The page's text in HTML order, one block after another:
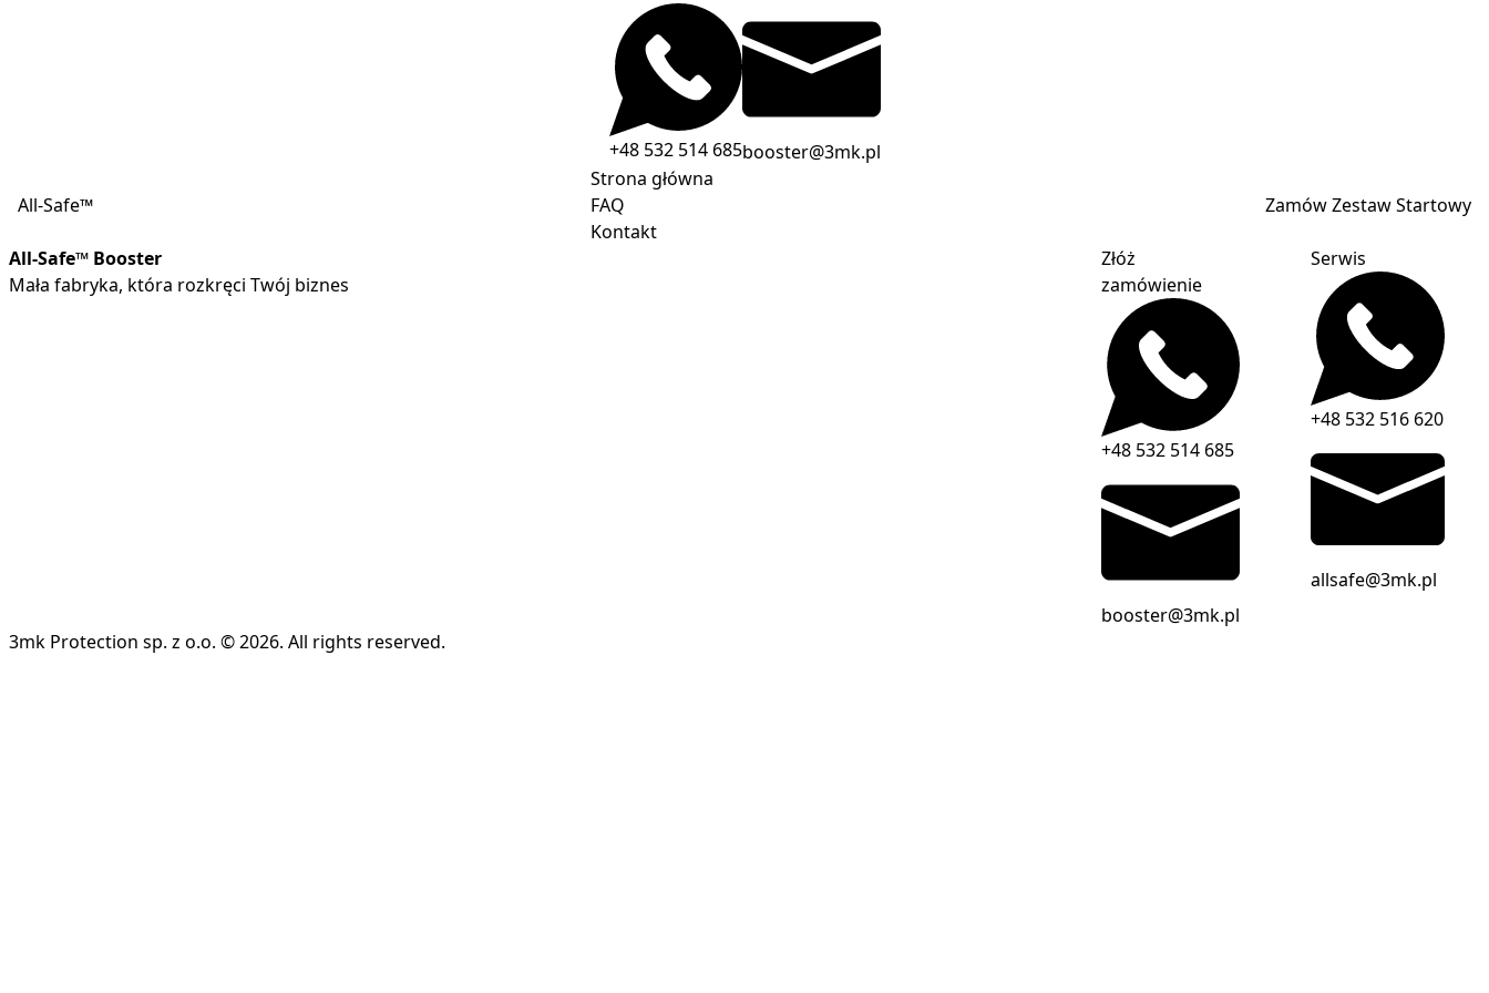
+48 532 514 685booster@3mk.pl
All-Safe™
Strona główna
FAQ
Kontakt
Zamów Zestaw Startowy
All-Safe™ Booster
Mała fabryka, która rozkręci Twój biznes
Złóż
zamówienie
+48 532 514 685
booster@3mk.pl
Serwis
+48 532 516 620
allsafe@3mk.pl
3mk Protection sp. z o.o. © 2026. All rights reserved.